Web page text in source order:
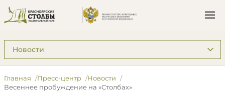
Подразделы: Пресс-центр
Главная Пресс-центр
Новости
Весеннее пробуждение на «Столбах»